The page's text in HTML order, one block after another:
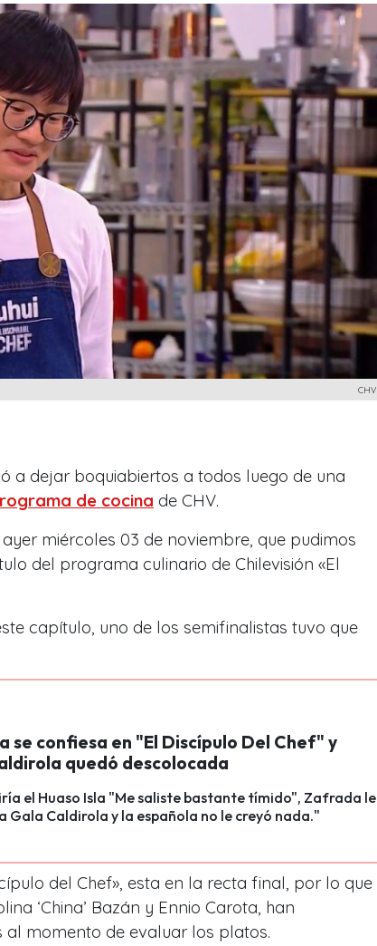
CHV
a dejar boquiabiertos a todos luego de una
de cocina de CHV.
miércoles 03 de noviembre, que pudimos
del programa culinario de Chilevisión «El
capítulo, uno de los semifinalistas tuvo que
se confiesa en "El Discípulo Del Chef" y
quedó descolocada
el Huaso Isla "Me saliste bastante tímido", Zafrada le
Gala Caldirola y la española no le creyó nada."
del Chef», esta en la recta final, por lo que
‘China’ Bazán y Ennio Carota, han
al momento de evaluar los platos.